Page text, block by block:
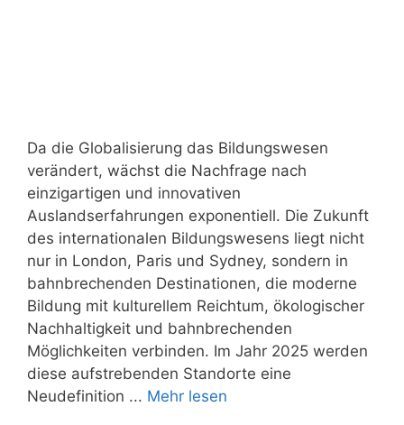
Da die Globalisierung das Bildungswesen
verändert, wächst die Nachfrage nach
einzigartigen und innovativen
Auslandserfahrungen exponentiell. Die Zukunft
des internationalen Bildungswesens liegt nicht
nur in London, Paris und Sydney, sondern in
bahnbrechenden Destinationen, die moderne
Bildung mit kulturellem Reichtum, ökologischer
Nachhaltigkeit und bahnbrechenden
Möglichkeiten verbinden. Im Jahr 2025 werden
diese aufstrebenden Standorte eine
Neudefinition ... Mehr lesen